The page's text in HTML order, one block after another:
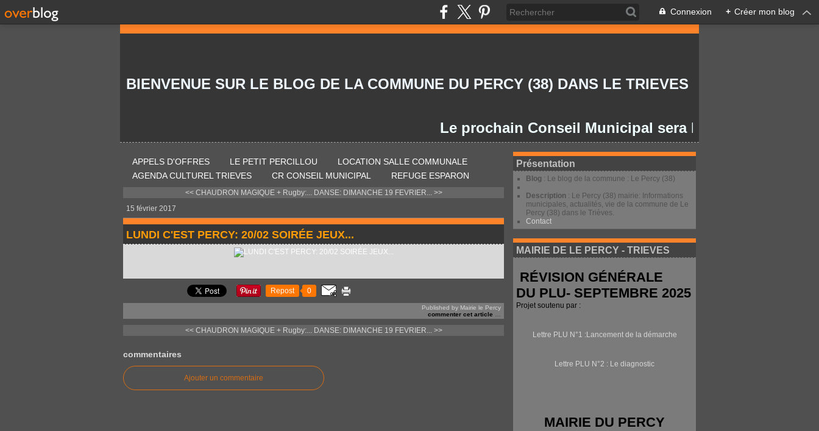
Connexion + Créer mon blog
BIENVENUE SUR LE BLOG DE LA COMMUNE DU PERCY (38) DANS LE TRIEVES
Le prochain Conseil Municipal sera le lundi 27/07/2026 à
APPELS D'OFFRES LE PETIT PERCILLOU
LOCATION SALLE COMMUNALE
AGENDA CULTUREL TRIEVES
CR CONSEIL MUNICIPAL REFUGE ESPARON
<< CHAUDRON MAGIQUE + Rugby:... DANSE: DIMANCHE 19 FEVRIER... >>
15 février 2017
LUNDI C'EST PERCY: 20/02 SOIRÉE JEUX...
Repost 0
Published by Mairie le Percy
commenter cet article
<< CHAUDRON MAGIQUE + Rugby:... DANSE: DIMANCHE 19 FEVRIER... >>
commentaires
Ajouter un commentaire
Présentation
Blog : Le blog de la commune : Le Percy (38)
Description : Le Percy (38) mairie: Informations
municipales, actualités, vie de la commune de Le
Percy (38) dans le Trièves.
Contact
MAIRIE DE LE PERCY - TRIEVES
RÉVISION GÉNÉRALE
DU PLU- SEPTEMBRE 2025
Projet soutenu par :
Lettre PLU N°1 :Lancement de la démarche
Lettre PLU N°2 : Le diagnostic
MAIRIE DU PERCY